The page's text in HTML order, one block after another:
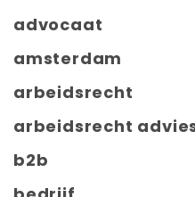
advocaat
amsterdam
arbeidsrecht
arbeidsrecht
b2b